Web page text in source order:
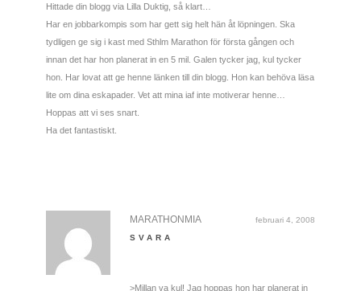
Hittade din blogg via Lilla Duktig, så klart…
Har en jobbarkompis som har gett sig helt hän åt löpningen. Ska
tydligen ge sig i kast med Sthlm Marathon för första gången och
innan det har hon planerat in en 5 mil. Galen tycker jag, kul tycker
hon. Har lovat att ge henne länken till din blogg. Hon kan behöva läsa
lite om dina eskapader. Vet att mina iaf inte motiverar henne…
Hoppas att vi ses snart.
Ha det fantastiskt.
februari 4, 2008
MARATHONMIA
SVARA
>Millan va kul! Jag hoppas hon har planerat in